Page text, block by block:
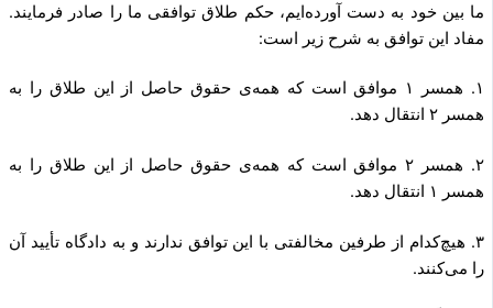
ما بین خود به دست آورده‌ایم، حکم طلاق توافقی ما را صادر فرمایند.
مفاد این توافق به شرح زیر است:
۱. همسر ۱ موافق است که همه‌ی حقوق حاصل از این طلاق را به
همسر ۲ انتقال دهد.
۲. همسر ۲ موافق است که همه‌ی حقوق حاصل از این طلاق را به
همسر ۱ انتقال دهد.
۳. هیچ‌کدام از طرفین مخالفتی با این توافق ندارند و به دادگاه تأیید آن
را می‌کنند.